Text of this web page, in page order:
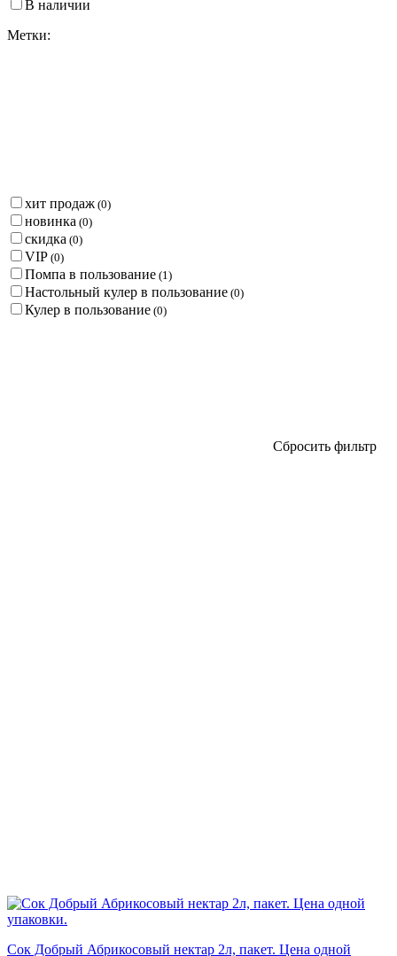
В наличии
Метки:
хит продаж (0)
новинка (0)
скидка (0)
VIP (0)
Помпа в пользование (1 )
Настольный кулер в пользование (0)
Кулер в пользование (0)
Сбросить фильтр
Сок Добрый Абрикосовый нектар 2л, пакет. Цена одной